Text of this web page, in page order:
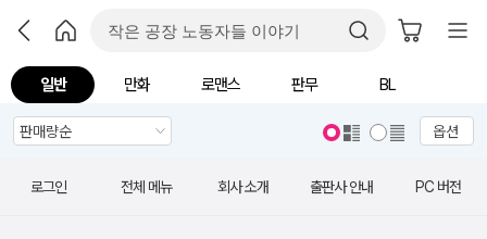
일반 만화 로맨스 판무 BL
옵션
로그인 전체 메뉴 회사 소개 출판사 안내 PC 버전